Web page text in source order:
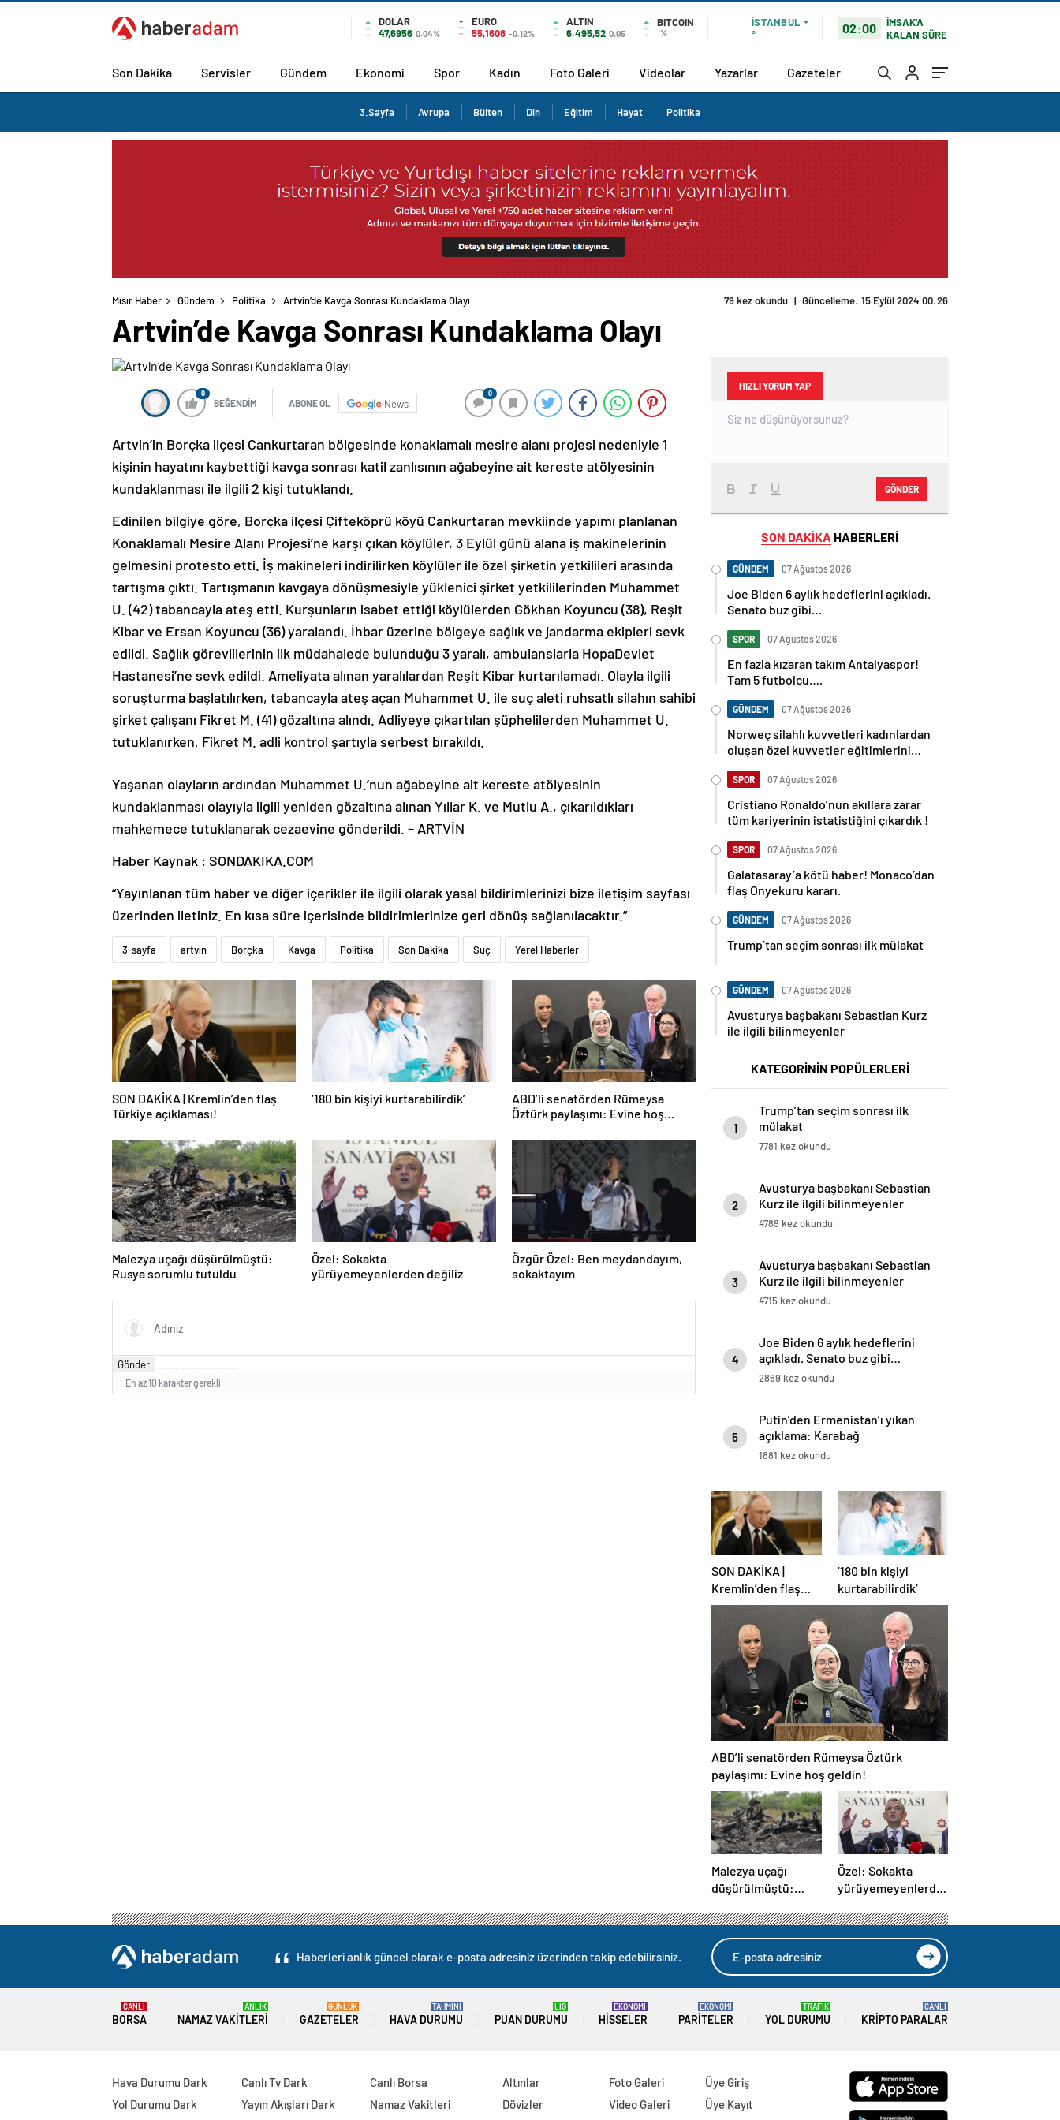
DOLAR
47,6956 0.04%
EURO
55,1608 -0.12%
ALTIN
6.495,52 0,05
BITCOIN
%
İSTANBUL
°
02:00
İMSAK'A
KALAN SÜRE
Son Dakika Servisler Gündem Ekonomi Spor Kadın Foto Galeri Videolar Yazarlar Gazeteler
3.Sayfa Avrupa Bülten Din Eğitim Hayat Politika
Mısır Haber Gündem Politika Artvin’de Kavga Sonrası Kundaklama Olayı 79 kez okundu | Güncelleme: 15 Eylül 2024 00:26
Artvin’de Kavga Sonrası Kundaklama Olayı
0
BEĞENDİM ABONE OL News
0
Artvin’in Borçka ilçesi Cankurtaran bölgesinde konaklamalı mesire alanı projesi nedeniyle 1
kişinin hayatını kaybettiği kavga sonrası katil zanlısının ağabeyine ait kereste atölyesinin
kundaklanması ile ilgili 2 kişi tutuklandı.
Edinilen bilgiye göre, Borçka ilçesi Çifteköprü köyü Cankurtaran mevkiinde yapımı planlanan
Konaklamalı Mesire Alanı Projesi’ne karşı çıkan köylüler, 3 Eylül günü alana iş makinelerinin
gelmesini protesto etti. İş makineleri indirilirken köylüler ile özel şirketin yetkilileri arasında
tartışma çıktı. Tartışmanın kavgaya dönüşmesiyle yüklenici şirket yetkililerinden Muhammet
U. (42) tabancayla ateş etti. Kurşunların isabet ettiği köylülerden Gökhan Koyuncu (38), Reşit
Kibar ve Ersan Koyuncu (36) yaralandı. İhbar üzerine bölgeye sağlık ve jandarma ekipleri sevk
edildi. Sağlık görevlilerinin ilk müdahalede bulunduğu 3 yaralı, ambulanslarla HopaDevlet
Hastanesi’ne sevk edildi. Ameliyata alınan yaralılardan Reşit Kibar kurtarılamadı. Olayla ilgili
soruşturma başlatılırken, tabancayla ateş açan Muhammet U. ile suç aleti ruhsatlı silahın sahibi
şirket çalışanı Fikret M. (41) gözaltına alındı. Adliyeye çıkartılan şüphelilerden Muhammet U.
tutuklanırken, Fikret M. adli kontrol şartıyla serbest bırakıldı.
Yaşanan olayların ardından Muhammet U.’nun ağabeyine ait kereste atölyesinin
kundaklanması olayıyla ilgili yeniden gözaltına alınan Yıllar K. ve Mutlu A., çıkarıldıkları
mahkemece tutuklanarak cezaevine gönderildi. – ARTVİN
Haber Kaynak : SONDAKIKA.COM
“Yayınlanan tüm haber ve diğer içerikler ile ilgili olarak yasal bildirimlerinizi bize iletişim sayfası
üzerinden iletiniz. En kısa süre içerisinde bildirimlerinize geri dönüş sağlanılacaktır.”
3-sayfa artvin Borçka Kavga Politika Son Dakika Suç Yerel Haberler
SON DAKİKA | Kremlin’den flaş
Türkiye açıklaması!
‘180 bin kişiyi kurtarabilirdik’
ABD’li senatörden Rümeysa
Öztürk paylaşımı: Evine hoş
Malezya uçağı düşürülmüştü:
Rusya sorumlu tutuldu
Özel: Sokakta
yürüyemeyenlerden değiliz
Özgür Özel: Ben meydandayım,
sokaktayım
Gönder
En az 10 karakter gerekli
HIZLI YORUM YAP
GÖNDER
SON DAKİKA HABERLERİ
GÜNDEM 07 Ağustos 2026
Joe Biden 6 aylık hedeflerini açıkladı.
Senato buz gibi…
SPOR 07 Ağustos 2026
En fazla kızaran takım Antalyaspor!
Tam 5 futbolcu….
GÜNDEM 07 Ağustos 2026
Norweç silahlı kuvvetleri kadınlardan
oluşan özel kuvvetler eğitimlerini
SPOR 07 Ağustos 2026
Cristiano Ronaldo’nun akıllara zarar
tüm kariyerinin istatistiğini çıkardık !
SPOR 07 Ağustos 2026
Galatasaray’a kötü haber! Monaco’dan
flaş Onyekuru kararı.
GÜNDEM 07 Ağustos 2026
Trump’tan seçim sonrası ilk mülakat
GÜNDEM 07 Ağustos 2026
Avusturya başbakanı Sebastian Kurz
ile ilgili bilinmeyenler
KATEGORİNİN POPÜLERLERİ
1
Trump’tan seçim sonrası ilk
mülakat
7781 kez okundu
2
Avusturya başbakanı Sebastian
Kurz ile ilgili bilinmeyenler
4789 kez okundu
3
Avusturya başbakanı Sebastian
Kurz ile ilgili bilinmeyenler
4715 kez okundu
4
Joe Biden 6 aylık hedeflerini
açıkladı. Senato buz gibi…
2869 kez okundu
5
Putin’den Ermenistan’ı yıkan
açıklama: Karabağ
Azerbaycan’ın ayrılmaz bir
1881 kez okundu
SON DAKİKA |
Kremlin’den flaş
Türkiye açıklaması!
‘180 bin kişiyi
kurtarabilirdik’
ABD’li senatörden Rümeysa Öztürk
paylaşımı: Evine hoş geldin!
Malezya uçağı
düşürülmüştü:
tutuldu
Özel: Sokakta
yürüyemeyenlerden
Haberleri anlık güncel olarak e-posta adresiniz üzerinden takip edebilirsiniz.
BORSA
CANLI
NAMAZ VAKITLERI
ANLIK
GAZETELER
GÜNLÜK
HAVA DURUMU
TAHMİNİ
PUAN DURUMU
LİG
HISSELER
EKONOMİ
PARITELER
EKONOMİ
YOL DURUMU
TRAFİK
KRIPTO PARALAR
CANLI
Hava Durumu Dark
Yol Durumu Dark
Canlı Tv Dark
Yayın Akışları Dark
Canlı Borsa
Namaz Vakitleri
Altınlar
Dövizler
Foto Galeri
Video Galeri
Üye Giriş
Üye Kayıt